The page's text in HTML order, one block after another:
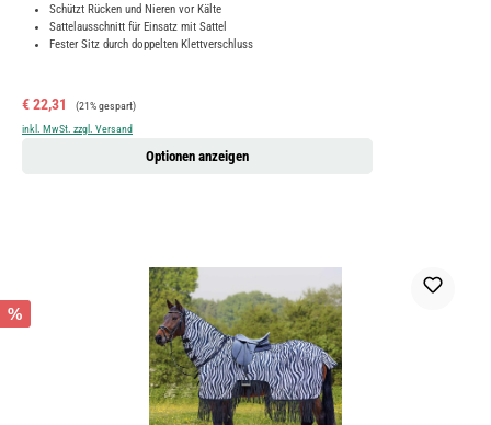
Schützt Rücken und Nieren vor Kälte
Sattelausschnitt für Einsatz mit Sattel
Fester Sitz durch doppelten Klettverschluss
Verkaufspreis:
€ 22,31 Regulärer Preis:
(21% gespart)
inkl. MwSt. zzgl. Versand
Optionen anzeigen
%